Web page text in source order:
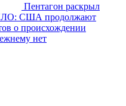
Пентагон раскрыл
США продолжают
о происхождении
нет